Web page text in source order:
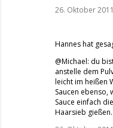
26. Oktober
Hanneshat
@Michael: du
anstelle dem
leicht im heißen
Saucen ebenso,
Sauce einfach
Haarsieb gießen.